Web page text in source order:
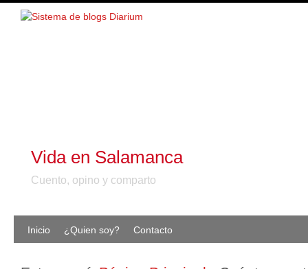
Vida en Salamanca
Cuento, opino y comparto
Inicio ¿Quien soy? Contacto